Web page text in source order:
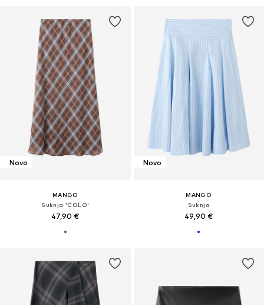
Novo
MANGO
Suknja 'COLO'
47,90 €
Novo
MANGO
Suknja
49,90 €